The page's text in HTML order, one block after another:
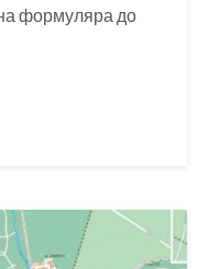
формуляра до